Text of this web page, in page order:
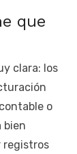
que
clara: los
o
bien
registros